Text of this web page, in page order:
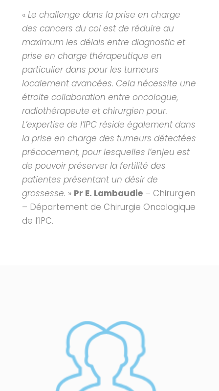
« Le challenge dans la prise en charge
des cancers du col est de réduire au
maximum les délais entre diagnostic et
prise en charge thérapeutique en
particulier dans pour les tumeurs
localement avancées. Cela nécessite une
étroite collaboration entre oncologue,
radiothérapeute et chirurgien pour.
L’expertise de l’IPC réside également dans
la prise en charge des tumeurs détectées
précocement, pour lesquelles l’enjeu est
de pouvoir préserver la fertilité des
patientes présentant un désir de
grossesse. » Pr E. Lambaudie– Chirurgien
– Département de Chirurgie Oncologique
de l’IPC.